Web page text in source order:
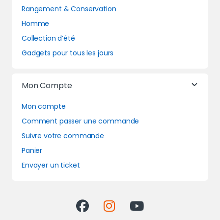
Rangement & Conservation
Homme
Collection d’été
Gadgets pour tous les jours
Mon Compte
Mon compte
Comment passer une commande
Suivre votre commande
Panier
Envoyer un ticket